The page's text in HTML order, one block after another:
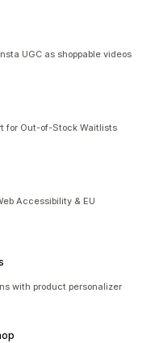
UGC as shoppable videos
for Out-of-Stock Waitlists
Accessibility & EU
with product personalizer